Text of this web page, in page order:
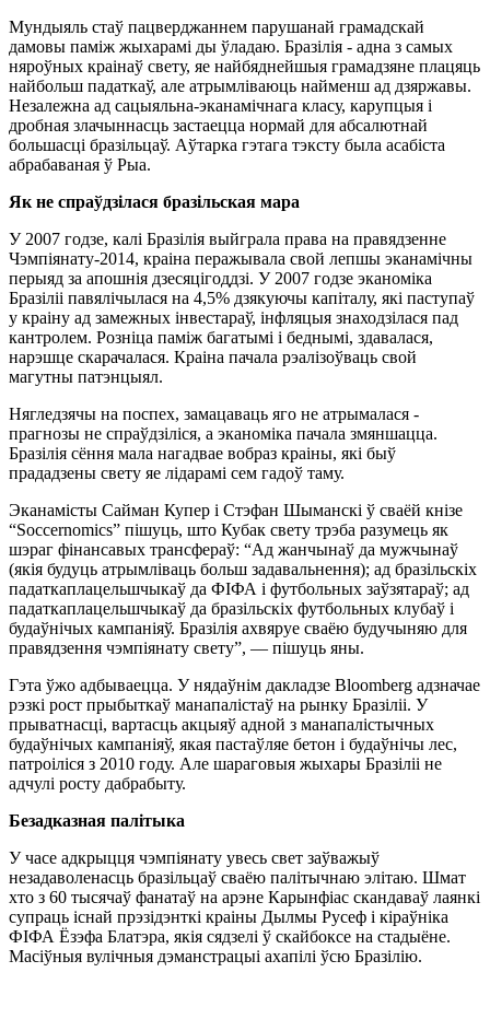
Мундыяль стаў пацверджаннем парушанай грамадскай
дамовы паміж жыхарамі ды ўладаю. Бразілія ‑ адна з самых
няроўных краінаў свету, яе найбяднейшыя грамадзяне плацяць
найбольш падаткаў, але атрымліваюць найменш ад дзяржавы.
Незалежна ад сацыяльна-эканамічнага класу, карупцыя і
дробная злачыннасць застаецца нормай для абсалютнай
большасці бразільцаў. Аўтарка гэтага тэксту была асабіста
абрабаваная ў Рыа.
Як не спраўдзілася бразільская мара
У 2007 годзе, калі Бразілія выйграла права на правядзенне
Чэмпіянату-2014, краіна перажывала свой лепшы эканамічны
перыяд за апошнія дзесяцігоддзі. У 2007 годзе эканоміка
Бразіліі павялічылася на 4,5% дзякуючы капіталу, які паступаў
у краіну ад замежных інвестараў, інфляцыя знаходзілася пад
кантролем. Розніца паміж багатымі і беднымі, здавалася,
нарэшце скарачалася. Краіна пачала рэалізоўваць свой
магутны патэнцыял.
Нягледзячы на поспех, замацаваць яго не атрымалася ‑
прагнозы не спраўдзіліся, а эканоміка пачала змяншацца.
Бразілія сёння мала нагадвае вобраз краіны, які быў
прададзены свету яе лідарамі сем гадоў таму.
Эканамісты Сайман Купер і Стэфан Шыманскі ў сваёй кнізе
“Soccernomics” пішуць, што Кубак свету трэба разумець як
шэраг фінансавых трансфераў: “Ад жанчынаў да мужчынаў
(якія будуць атрымліваць больш задавальнення); ад бразільскіх
падаткаплацельшчыкаў да ФІФА і футбольных заўзятараў; ад
падаткаплацельшчыкаў да бразільскіх футбольных клубаў і
будаўнічых кампаніяў. Бразілія ахвяруе сваёю будучыняю для
правядзення чэмпіянату свету”, — пішуць яны.
Гэта ўжо адбываецца. У нядаўнім дакладзе Bloomberg адзначае
рэзкі рост прыбыткаў манапалістаў на рынку Бразіліі. У
прыватнасці, вартасць акцыяў адной з манапалістычных
будаўнічых кампаніяў, якая пастаўляе бетон і будаўнічы лес,
патроіліся з 2010 году. Але шараговыя жыхары Бразіліі не
адчулі росту дабрабыту.
Безадказная палітыка
У часе адкрыцця чэмпіянату увесь свет заўважыў
незадаволенасць бразільцаў сваёю палітычнаю элітаю. Шмат
хто з 60 тысячаў фанатаў на арэне Карынфіас скандаваў лаянкі
супраць існай прэзідэнткі краіны Дылмы Русеф і кіраўніка
ФІФА Ёзэфа Блатэра, якія сядзелі ў скайбоксе на стадыёне.
Масіўныя вулічныя дэманстрацыі ахапілі ўсю Бразілію.